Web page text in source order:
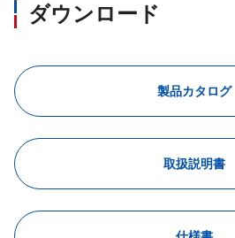
ダウンロード
製品カタログ
取扱説明書